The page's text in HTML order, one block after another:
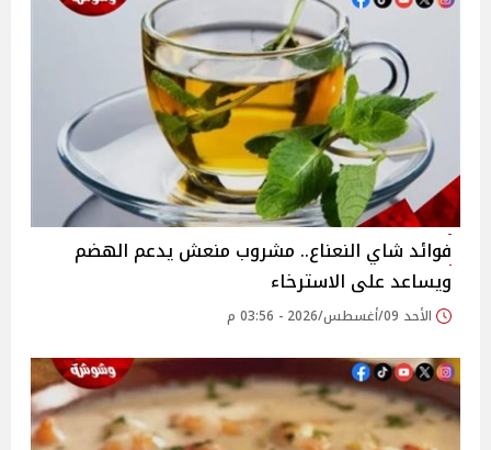
فوائد شاي النعناع.. مشروب منعش يدعم الهضم
ويساعد على الاسترخاء
الأحد 09/أغسطس/2026 - 03:56 م